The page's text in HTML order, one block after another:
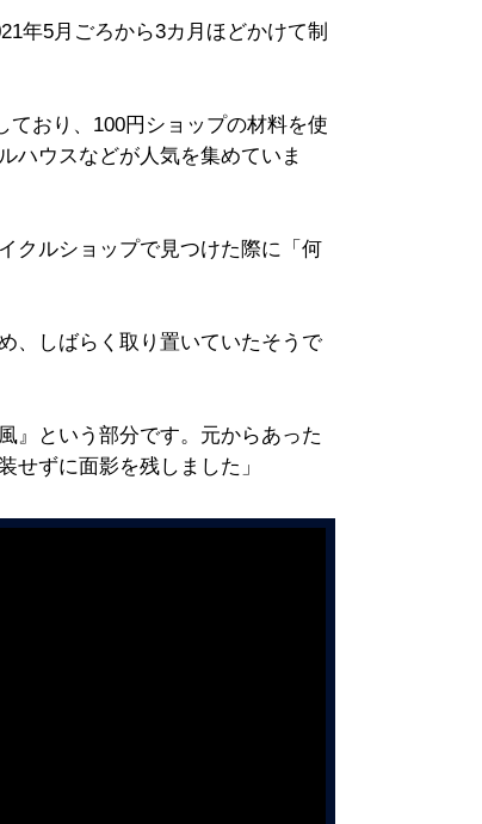
年5月ごろから3カ月ほどかけて制
おり、100円ショップの材料を使
ハウスなどが人気を集めていま
クルショップで見つけた際に「何
、しばらく取り置いていたそうで
』という部分です。元からあった
せずに面影を残しました」